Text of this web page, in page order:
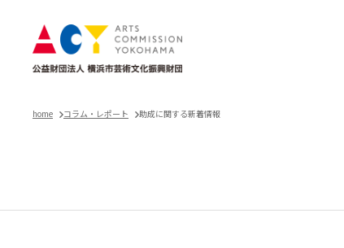
home コラム・レポート 助成に関する新着情報